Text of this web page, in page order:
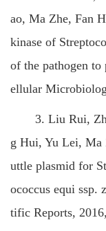
ao, Ma Zhe, Fan
kinase of
of the pathogen
ellular
3. Liu Rui,
g Hui, Yu Lei, Ma
uttle plasmid for
ococcus equi ssp.
tific Reports,